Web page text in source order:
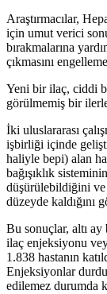
Araştırmacılar,
için umut verici
bırakmalarına
çıkmasını
Yeni bir ilaç, ciddi
görülmemiş bir
İki uluslararası
işbirliği içinde
haliyle bepi) alan
bağışıklık
düşürülebildiğini
düzeyde kaldığını
Bu sonuçlar, altı
ilaç enjeksiyonu
1.838 hastanın
Enjeksiyonlar
edilemez durumda